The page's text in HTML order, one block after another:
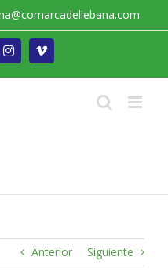
InstagramVimeo
Anterior Siguiente